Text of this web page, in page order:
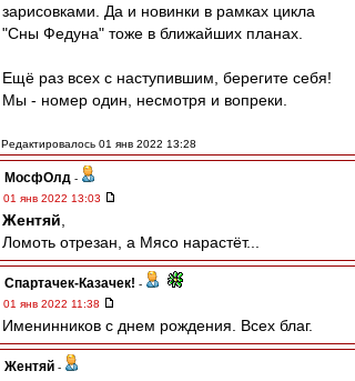
зарисовками. Да и новинки в рамках цикла
"Сны Федуна" тоже в ближайших планах.
Ещё раз всех с наступившим, берегите себя!
Мы - номер один, несмотря и вопреки.
Редактировалось 01 янв 2022 13:28
МосфОлд -
01 янв 2022 13:03
Жентяй
Ломоть отрезан, а Мясо нарастёт...
Спартачек-Казачек! -
01 янв 2022 11:38
Именинников с днем рождения. Всех благ.
Жентяй -